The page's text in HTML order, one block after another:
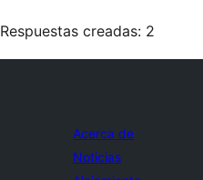
Respuestas creadas: 2
Acerca de
Noticias